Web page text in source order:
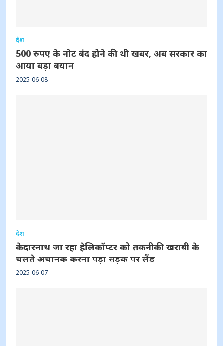
देश
500 रुपए के नोट बंद होने की थी खबर, अब सरकार का
आया बड़ा बयान
2025-06-08
देश
केदारनाथ जा रहा हेलिकॉप्टर को तकनीकी खराबी के
चलते अचानक करना पड़ा सड़क पर लैंड
2025-06-07